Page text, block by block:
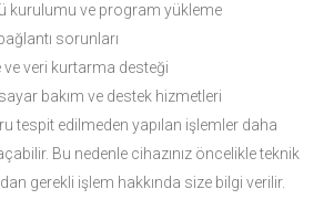
kurulumu ve program yükleme
sorunları
ve veri kurtarma desteği
bakım ve destek hizmetleri
tespit edilmeden yapılan işlemler daha
Bu nedenle cihazınız öncelikle teknik
gerekli işlem hakkında size bilgi verilir.